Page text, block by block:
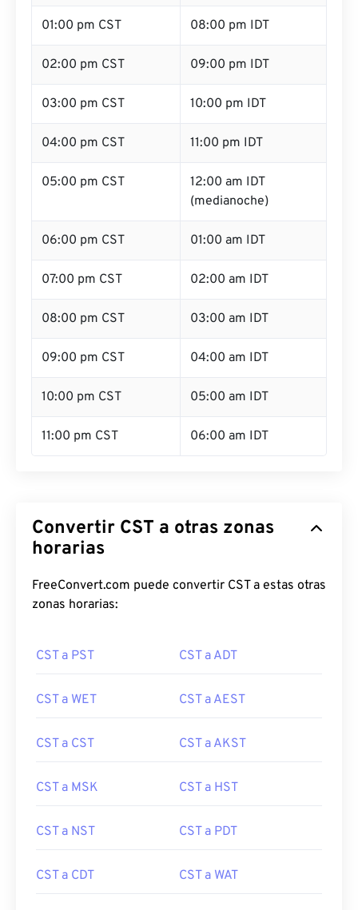
01:00 pm CST 08:00 pm IDT
02:00 pm CST 09:00 pm IDT
03:00 pm CST 10:00 pm IDT
04:00 pm CST 11:00 pm IDT
05:00 pm CST
12:00 am IDT
(medianoche)
06:00 pm CST 01:00 am IDT
07:00 pm CST 02:00 am IDT
08:00 pm CST 03:00 am IDT
09:00 pm CST 04:00 am IDT
10:00 pm CST 05:00 am IDT
11:00 pm CST 06:00 am IDT
Convertir CST a otras zonas
horarias
FreeConvert.com puede convertir CST a estas otras
zonas horarias:
CST a PST CST a ADT
CST a WET CST a AEST
CST a CST CST a AKST
CST a MSK CST a HST
CST a NST CST a PDT
CST a CDT CST a WAT